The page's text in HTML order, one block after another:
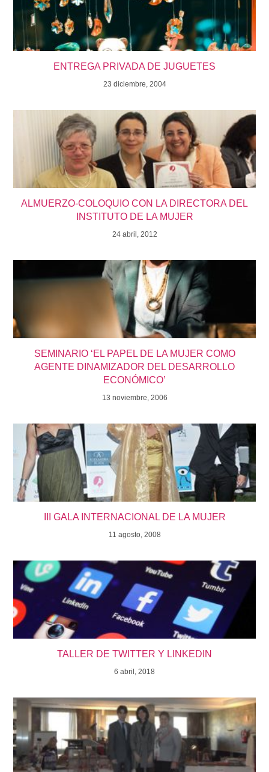
ENTREGA PRIVADA DE JUGUETES
23 diciembre, 2004
ALMUERZO-COLOQUIO CON LA DIRECTORA DEL
INSTITUTO DE LA MUJER
24 abril, 2012
SEMINARIO ‘EL PAPEL DE LA MUJER COMO
AGENTE DINAMIZADOR DEL DESARROLLO
ECONÓMICO’
13 noviembre, 2006
III GALA INTERNACIONAL DE LA MUJER
11 agosto, 2008
TALLER DE TWITTER Y LINKEDIN
6 abril, 2018